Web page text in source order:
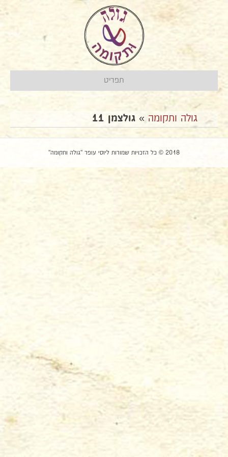
תפריט
גולה ותקומה » גולצמן 11
2018 © כל הזכויות שמורות ליוסי עופר "גולה ותקומה"